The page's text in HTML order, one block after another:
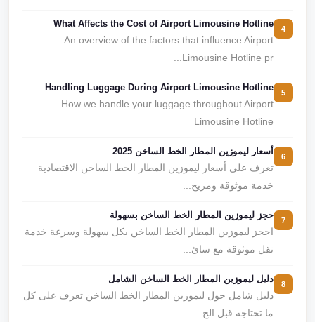
What Affects the Cost of Airport Limousine Hotline
An overview of the factors that influence Airport
Limousine Hotline pr...
Handling Luggage During Airport Limousine Hotline
How we handle your luggage throughout Airport
Limousine Hotline
أسعار ليموزين المطار الخط الساخن 2025
تعرف على أسعار ليموزين المطار الخط الساخن الاقتصادية
خدمة موثوقة ومريح...
حجز ليموزين المطار الخط الساخن بسهولة
احجز ليموزين المطار الخط الساخن بكل سهولة وسرعة خدمة
نقل موثوقة مع سائ...
دليل ليموزين المطار الخط الساخن الشامل
دليل شامل حول ليموزين المطار الخط الساخن تعرف على كل
ما تحتاجه قبل الح...